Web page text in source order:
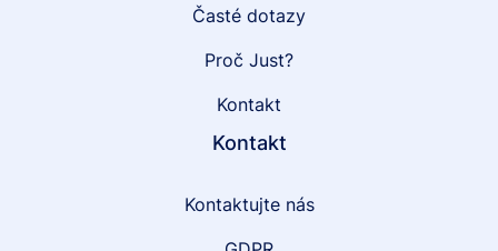
Časté dotazy
Proč Just?
Kontakt
Kontakt
Kontaktujte nás